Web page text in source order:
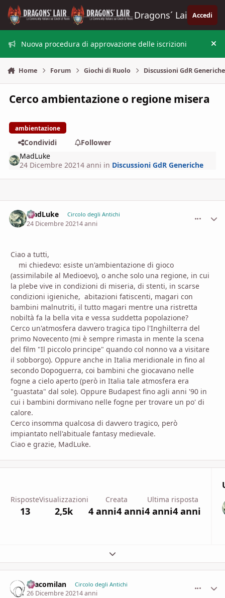
Vai al contenuto
Dragons´ Lair Accedi
Nuova procedura di approvazione delle iscrizioni
Home Forum Giochi di Ruolo Discussioni GdR Generiche
Cerco ambientazione o regione misera
ambientazione
Condividi
Follower
MadLuke
24 Dicembre 20214 anni in Discussioni GdR Generiche
MadLuke Circolo degli Antichi
24 Dicembre 20214 anni
Ciao a tutti,
mi chiedevo: esiste un'ambientazione di gioco
(assimilabile al Medioevo), o anche solo una regione, in cui
la plebe vive in condizioni di miseria, di stenti, in scarse
condizioni igieniche, abitazioni fatiscenti, magari con
bambini malnutriti, il tutto magari mentre una ristretta
nobiltà fa la bella vita e vessa suddetta popolazione?
Cerco un'atmosfera davvero tragica tipo l'Inghilterra del
primo Novecento (mi è sempre rimasta in mente la scena
del film "Il piccolo principe" quando col nonno va a visitare
il sobborgo). Oppure anche in Italia meridionale in fino al
secondo Dopoguerra, coi bambini che giocavano nelle
fogne a cielo aperto (però in Italia tale atmosfera era
"guastata" dal sole). Oppure Budapest fino agli anni '90 in
cui i bambini dormivano nelle fogne per trovare un po' di
calore.
Cerco insomma qualcosa di davvero tragico, però
impiantato nell'abituale fantasy medievale.
Ciao e grazie, MadLuke.
Risposte
13
Visualizzazioni
2,5k
Creata
4 anni4 anni
Ultima risposta
4 anni4 anni
Espandi panoramica del topic
Dracomilan Circolo degli Antichi
26 Dicembre 20214 anni